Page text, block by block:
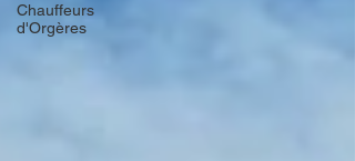
Chauffeurs
d'Orgères